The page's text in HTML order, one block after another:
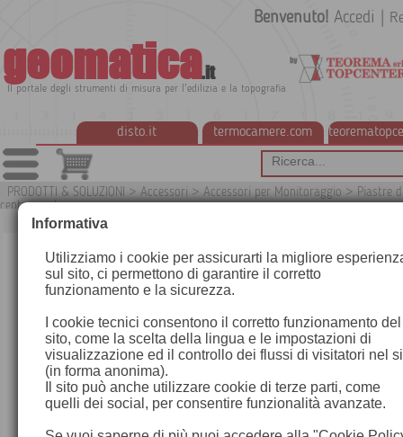
geomatica.it
Il portale degli strumenti di misura per l'edilizia e la topografia
disto.it termocamere.com
Benvenuto! Accedi
PRODOTTI & SOLUZIONI > Accessori > Accessori per Monitoraggio > Piastre
centramento
Informativa
Utilizziamo i cookie per assicurarti la migliore
sul sito, ci permettono di garantire il corretto
funzionamento e la sicurezza.
I cookie tecnici consentono il corretto funzionamento del
sito, come la scelta della lingua e le impostazioni di
visualizzazione ed il controllo dei flussi di visitatori nel
(in forma anonima).
Il sito può anche utilizzare cookie di terze parti, come
quelli dei social, per consentire funzionalità avanzate.